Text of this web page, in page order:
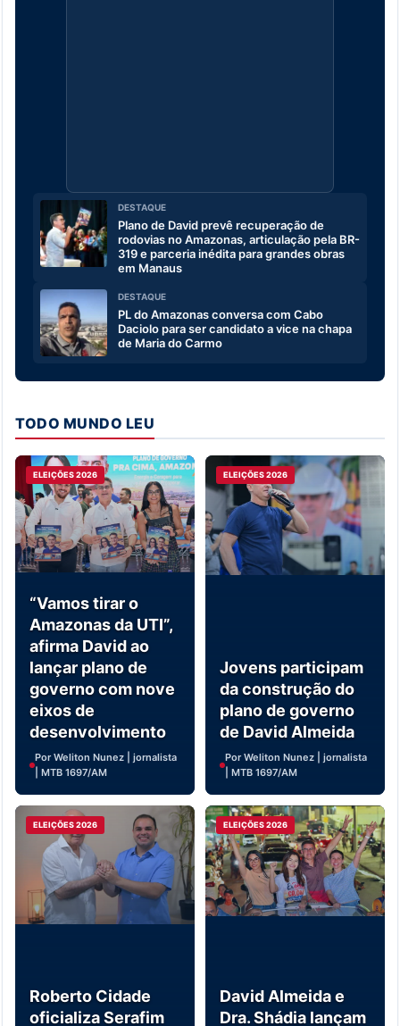
DESTAQUE
Plano de David prevê recuperação de
rodovias no Amazonas, articulação pela BR-
319 e parceria inédita para grandes obras
em Manaus
DESTAQUE
PL do Amazonas conversa com Cabo
Daciolo para ser candidato a vice na chapa
de Maria do Carmo
TODO MUNDO LEU
ELEIÇÕES 2026
“Vamos tirar o
Amazonas da UTI”,
afirma David ao
lançar plano de
governo com nove
eixos de
desenvolvimento
Por Weliton Nunez | jornalista
| MTB 1697/AM
ELEIÇÕES 2026
Jovens participam
da construção do
plano de governo
de David Almeida
Por Weliton Nunez | jornalista
| MTB 1697/AM
ELEIÇÕES 2026
Roberto Cidade
oficializa Serafim
ELEIÇÕES 2026
David Almeida e
Dra. Shádia lançam